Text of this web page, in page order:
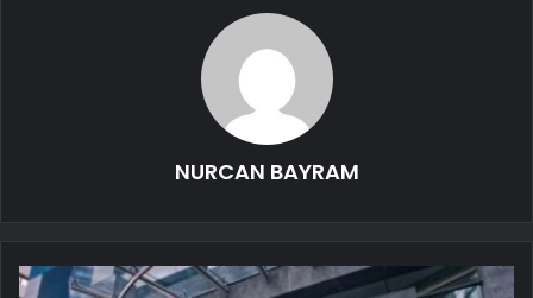
NURCAN BAYRAM